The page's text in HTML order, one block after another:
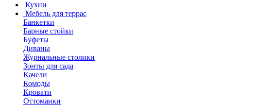
Кухни
Мебель для террас
Банкетки
Барные стойки
Буфеты
Диваны
Журнальные столики
Зонты для сада
Качели
Комоды
Кровати
Оттоманки